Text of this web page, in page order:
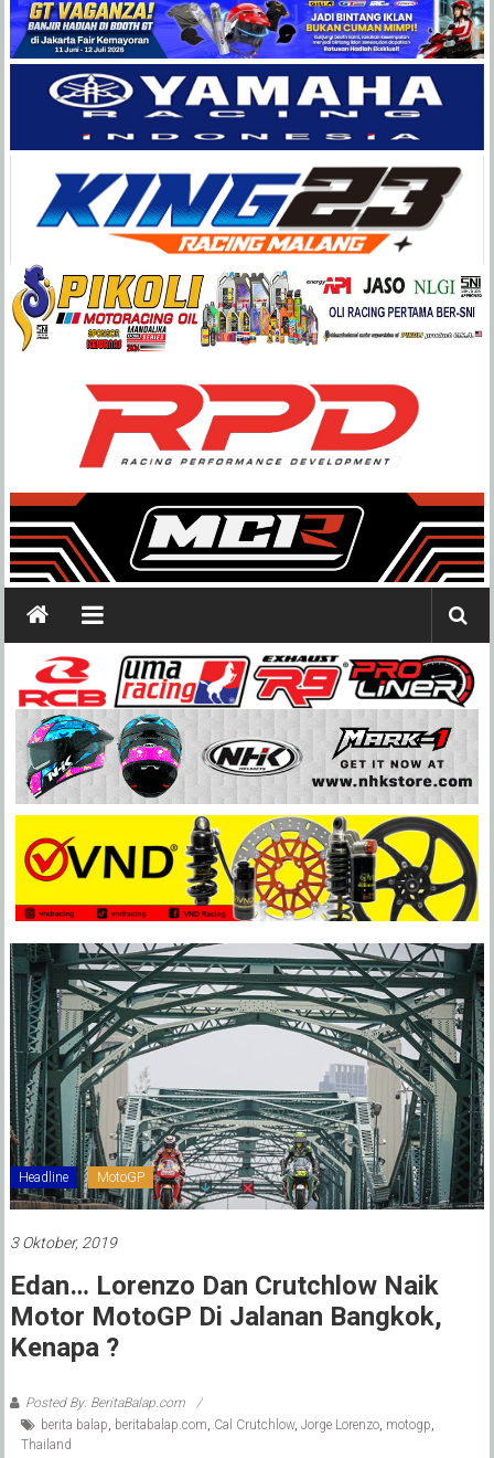
Balap
Paling
Lengkap
Headline MotoGP
3 Oktober, 2019
Edan… Lorenzo Dan Crutchlow Naik
Motor MotoGP Di Jalanan Bangkok,
Kenapa ?
Posted By: BeritaBalap.com
berita balap beritabalap.com Cal Crutchlow, Jorge Lorenzo, motogp
Thailand